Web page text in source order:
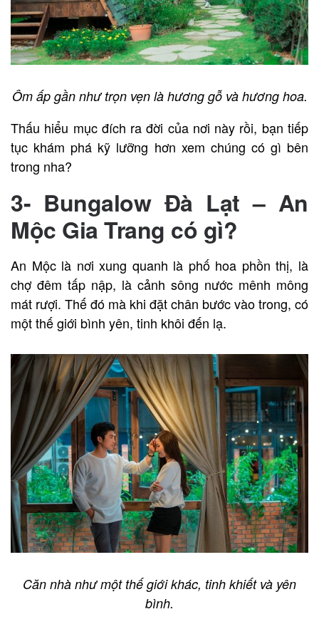
Ôm ấp gần như trọn vẹn là hương gỗ và hương hoa.
Thấu hiểu mục đích ra đời của nơi này rồi, bạn tiếp
tục khám phá kỹ lưỡng hơn xem chúng có gì bên
trong nha?
3- Bungalow Đà Lạt – An
Mộc Gia Trang có gì?
An Mộc là nơi xung quanh là phố hoa phồn thị, là
chợ đêm tấp nập, là cảnh sông nước mênh mông
mát rượi. Thế đó mà khi đặt chân bước vào trong, có
một thế giới bình yên, tinh khôi đến lạ.
Căn nhà như một thế giới khác, tinh khiết và yên
bình.